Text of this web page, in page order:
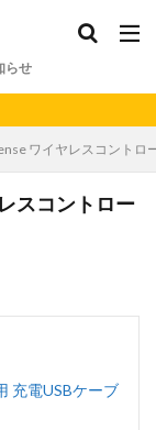
らせ
ワイヤレスコントロ
スコントロー
充電USBケーブ